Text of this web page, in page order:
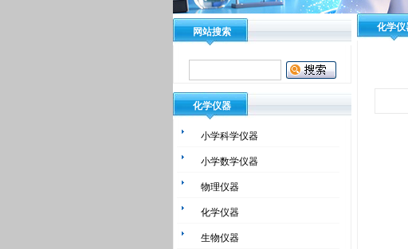
网站搜索
化学仪器
小学科学仪器
小学数学仪器
物理仪器
化学仪器
生物仪器
化学仪